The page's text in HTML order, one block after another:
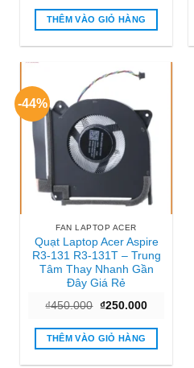
là:
₫750.000.
tại
₫450.000.
THÊM VÀO GIỎ HÀNG
-44%
FAN LAPTOP ACER
Quạt Laptop Acer Aspire
R3-131 R3-131T – Trung
Tâm Thay Nhanh Gần
Đây Giá Rẻ
₫450.000 Giá
là:
₫450.000.
₫250.000Giá
tại
₫250.000.
THÊM VÀO GIỎ HÀNG